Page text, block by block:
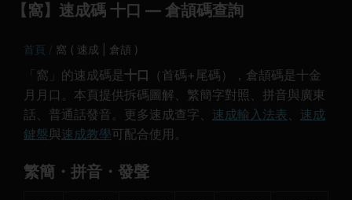
【窩】速成碼 十口 — 倉頡碼查詢
首頁 窩 ( 速成 | 倉頡 )
「窩」的速成碼是 十口 （首碼+尾碼），倉頡碼是十金
月月口。本頁提供拆碼圖解、繁簡字對照、拼音與廣東
話、普通話發音。更多速成查字、 速成輸入法表、 速成
鍵盤與速成教學可配合使用。
繁簡・拼音・發聲